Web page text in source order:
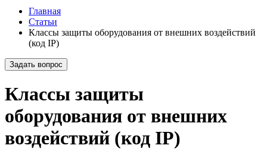
Главная
Статьи
Классы защиты оборудования от внешних воздействий
(код IP)
Задать вопрос
Классы защиты
оборудования от внешних
воздействий (код IP)